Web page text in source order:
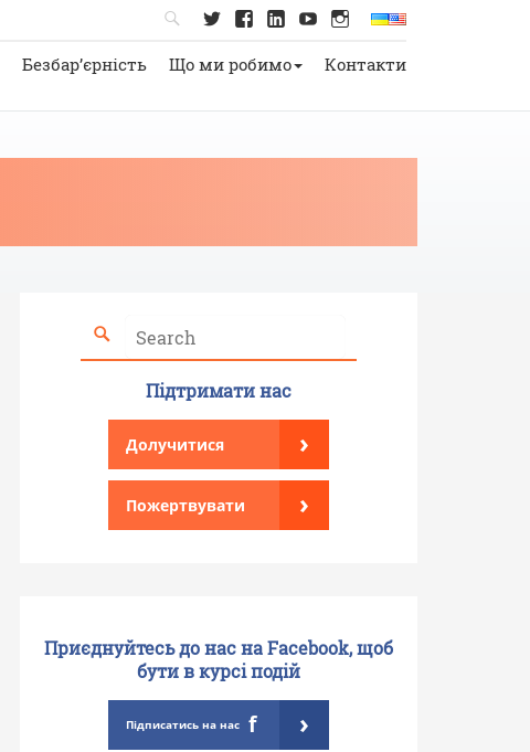
Безбар’єрність Що ми робимо Контакти
Підтримати нас
Долучитися ›
Пожертвувати ›
Приєднуйтесь до нас на Facebook, щоб
бути в курсі подій
Підписатись на нас f ›